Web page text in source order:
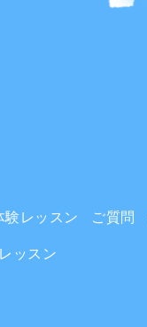
験レッスン ご質問
ッスン